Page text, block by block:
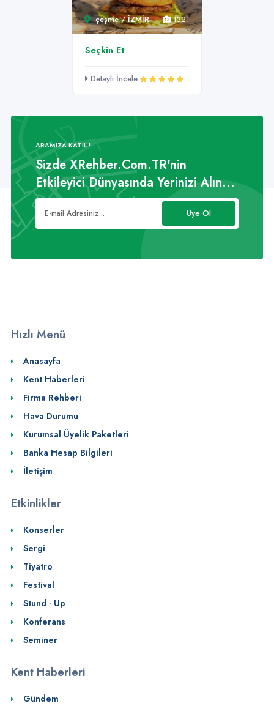
çeşme / İZMİR 1321
Seçkin Et
Detaylı İncele
ARAMIZA KATIL !
Sizde XRehber.Com.TR'nin
Etkileyici Dünyasında Yerinizi Alın...
Üye Ol
Hızlı Menü
Anasayfa
Kent Haberleri
Firma Rehberi
Hava Durumu
Kurumsal Üyelik Paketleri
Banka Hesap Bilgileri
İletişim
Etkinlikler
Konserler
Sergi
Tiyatro
Festival
Stund - Up
Konferans
Seminer
Kent Haberleri
Gündem